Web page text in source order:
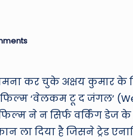
कर चुके अक्षय कुमार के
फिल्म ‘वेलकम टू द जंगल’
ने न सिर्फ वर्किंग
ला दिया है जिसने ट्रेड